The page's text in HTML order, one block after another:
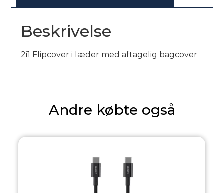
Beskrivelse
2i1 Flipcover i læder med aftagelig bagcover
Andre købte også